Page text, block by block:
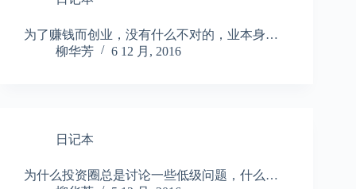
​为了赚钱而创业，没有什么不对的，业本身…
柳华芳
6 12 月, 2016
日记本
​为什么投资圈总是讨论一些低级问题，什么…